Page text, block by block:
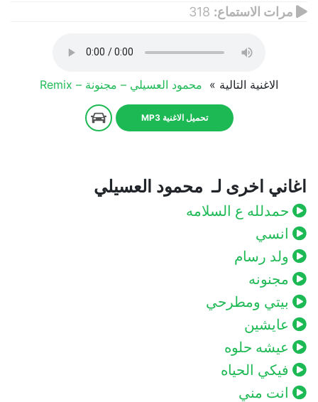
مرات الاستماع:
الاغنية التالية » محمود العسيلي – مجنونة – Remix
تحميل الاغنية MP3
اغاني اخرى لـ محمود العسيلي
حمدلله ع السلامه
انسي
ولد رسام
مجنونه
بيتي ومطرحي
عايشين
عيشه حلوه
فيكي الحياه
انت مني